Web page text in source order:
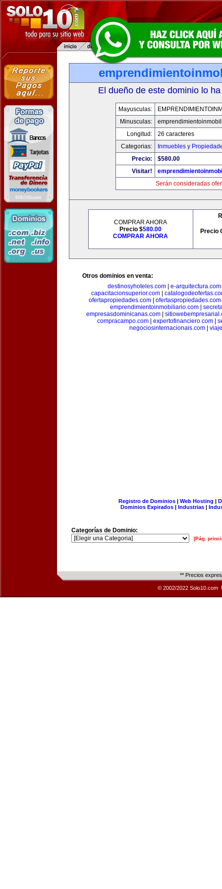
El dueño de este dominio lo
Mayusculas:
Minusculas:
Longitud:
26 caracteres
Categorias:
Inmuebles y
Precio:
$580.00
Visitar!
Serán consideradas
COMPRAR AHORA
Precio $580.00
COMPRAR AHORA
Precio
Otros dominios en venta:
destinosyhoteles.com
e-arquitectura.com
capacitacionsuperior.com
ofertapropiedades.com
ofertaspropiedades.com
emprendimientoinmobiliario.com|
empresasdominicanas.com|
compracampo.com| expertofinanciero.com|
negociosinternacionais.com|
Registro de Dominios| Web Hosting |
Dominios Expirados | Industrias |
Categorías de Dominio:
[Pág.
** Precios
© 2002/2022 Solo10.com